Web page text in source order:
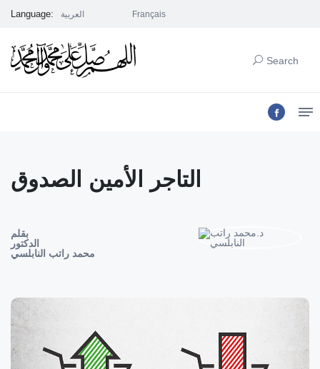
Language: العربية Français
Search
التاجر الأمين الصدوق
بقلم
الدكتور
محمد راتب النابلسي